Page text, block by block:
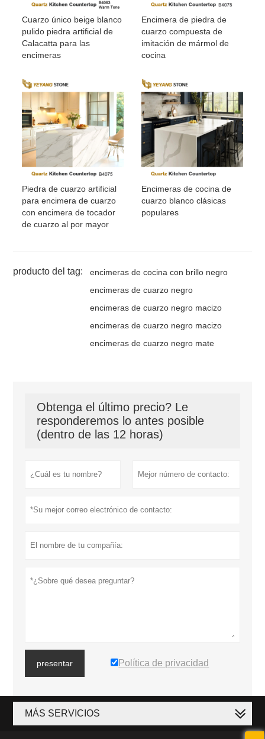
Cuarzo único beige blanco
pulido piedra artificial de
Calacatta para las
encimeras
Encimera de piedra de
cuarzo compuesta de
imitación de mármol de
cocina
Piedra de cuarzo artificial
para encimera de cuarzo
con encimera de tocador
de cuarzo al por mayor
Encimeras de cocina de
cuarzo blanco clásicas
populares
producto del tag:
encimeras de cocina con brillo negro
encimeras de cuarzo negro
encimeras de cuarzo negro macizo
encimeras de cuarzo negro macizo
encimeras de cuarzo negro mate
Obtenga el último precio? Le
responderemos lo antes posible
(dentro de las 12 horas)
presentar Política de privacidad
MÁS SERVICIOS